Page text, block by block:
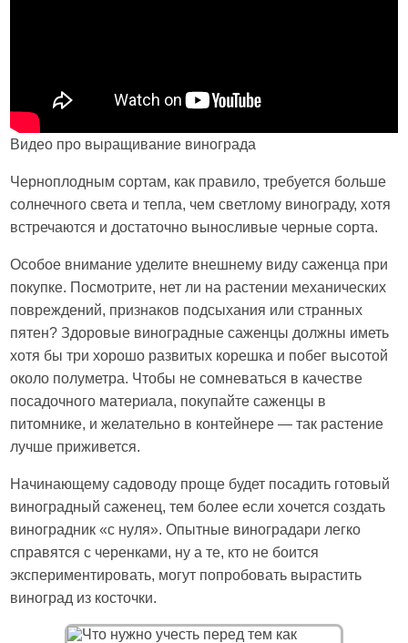
Видео про выращивание винограда
Черноплодным сортам, как правило, требуется больше
солнечного света и тепла, чем светлому винограду, хотя
встречаются и достаточно выносливые черные сорта.
Особое внимание уделите внешнему виду саженца при
покупке. Посмотрите, нет ли на растении механических
повреждений, признаков подсыхания или странных
пятен? Здоровые виноградные саженцы должны иметь
хотя бы три хорошо развитых корешка и побег высотой
около полуметра. Чтобы не сомневаться в качестве
посадочного материала, покупайте саженцы в
питомнике, и желательно в контейнере — так растение
лучше приживется.
Начинающему садоводу проще будет посадить готовый
виноградный саженец, тем более если хочется создать
виноградник «с нуля». Опытные виноградари легко
справятся с черенками, ну а те, кто не боится
экспериментировать, могут попробовать вырастить
виноград из косточки.